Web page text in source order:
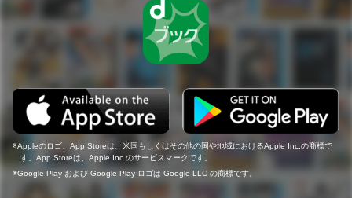
Appleのロゴ、App Storeは、米国もしくはその他の国や地域におけるApple Inc.の商標で
す。App Storeは、Apple Inc.のサービスマークです。
Google Play および Google Play ロゴは Google LLC の商標です。